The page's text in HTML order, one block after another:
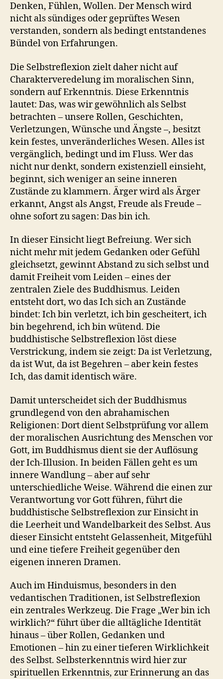
Denken, Fühlen, Wollen. Der Mensch wird
nicht als sündiges oder geprüftes Wesen
verstanden, sondern als bedingt entstandenes
Bündel von Erfahrungen.
Die Selbstreflexion zielt daher nicht auf
Charakterveredelung im moralischen Sinn,
sondern auf Erkenntnis. Diese Erkenntnis
lautet: Das, was wir gewöhnlich als Selbst
betrachten – unsere Rollen, Geschichten,
Verletzungen, Wünsche und Ängste –, besitzt
kein festes, unveränderliches Wesen. Alles ist
vergänglich, bedingt und im Fluss. Wer das
nicht nur denkt, sondern existenziell einsieht,
beginnt, sich weniger an seine inneren
Zustände zu klammern. Ärger wird als Ärger
erkannt, Angst als Angst, Freude als Freude –
ohne sofort zu sagen: Das bin ich.
In dieser Einsicht liegt Befreiung. Wer sich
nicht mehr mit jedem Gedanken oder Gefühl
gleichsetzt, gewinnt Abstand zu sich selbst und
damit Freiheit vom Leiden – eines der
zentralen Ziele des Buddhismus. Leiden
entsteht dort, wo das Ich sich an Zustände
bindet: Ich bin verletzt, ich bin gescheitert, ich
bin begehrend, ich bin wütend. Die
buddhistische Selbstreflexion löst diese
Verstrickung, indem sie zeigt: Da ist Verletzung,
da ist Wut, da ist Begehren – aber kein festes
Ich, das damit identisch wäre.
Damit unterscheidet sich der Buddhismus
grundlegend von den abrahamischen
Religionen: Dort dient Selbstprüfung vor allem
der moralischen Ausrichtung des Menschen vor
Gott, im Buddhismus dient sie der Auflösung
der Ich-Illusion. In beiden Fällen geht es um
innere Wandlung – aber auf sehr
unterschiedliche Weise. Während die einen zur
Verantwortung vor Gott führen, führt die
buddhistische Selbstreflexion zur Einsicht in
die Leerheit und Wandelbarkeit des Selbst. Aus
dieser Einsicht entsteht Gelassenheit, Mitgefühl
und eine tiefere Freiheit gegenüber den
eigenen inneren Dramen.
Auch im Hinduismus, besonders in den
vedantischen Traditionen, ist Selbstreflexion
ein zentrales Werkzeug. Die Frage „Wer bin ich
wirklich?“ führt über die alltägliche Identität
hinaus – über Rollen, Gedanken und
Emotionen – hin zu einer tieferen Wirklichkeit
des Selbst. Selbsterkenntnis wird hier zur
spirituellen Erkenntnis, zur Erinnerung an das